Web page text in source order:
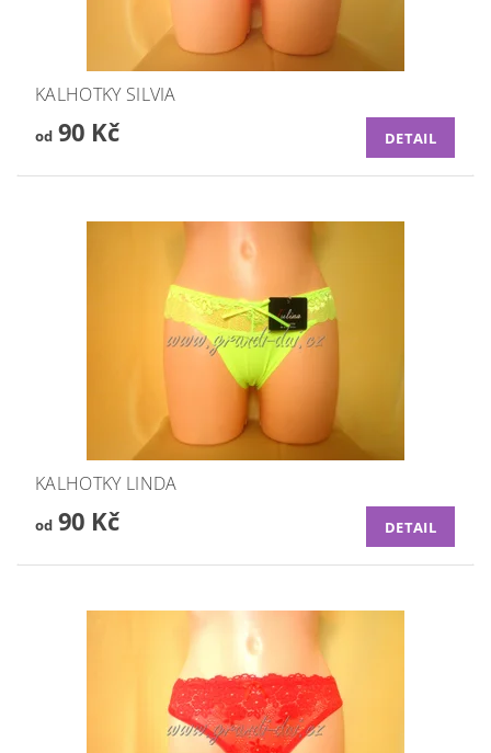
KALHOTKY SILVIA
od90 Kč DETAIL
KALHOTKY LINDA
od90 Kč DETAIL